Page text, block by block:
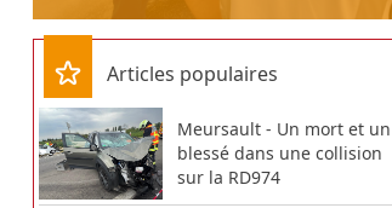
Articles populaires
Meursault - Un mort et un
blessé dans une collision
sur la RD974